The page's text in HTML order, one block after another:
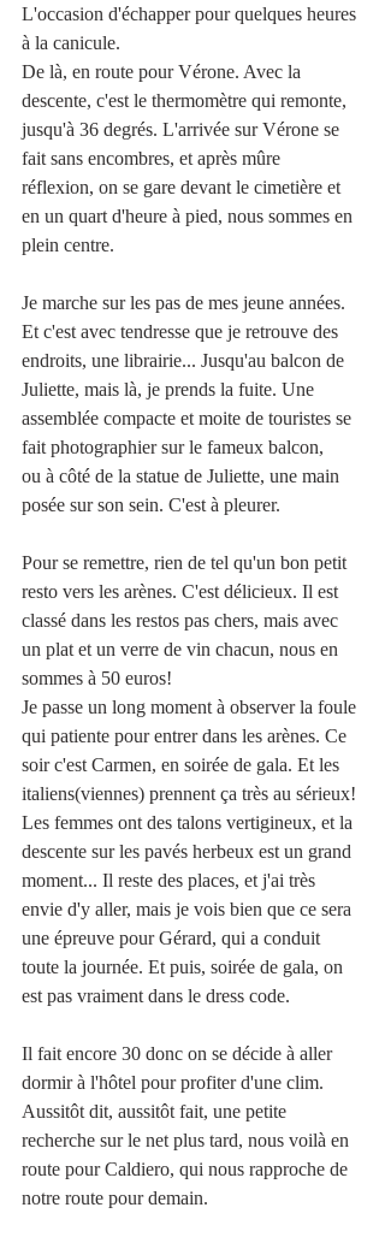
L'occasion d'échapper pour quelques heures
à la canicule.
De là, en route pour Vérone. Avec la
descente, c'est le thermomètre qui remonte,
jusqu'à 36 degrés. L'arrivée sur Vérone se
fait sans encombres, et après mûre
réflexion, on se gare devant le cimetière et
en un quart d'heure à pied, nous sommes en
plein centre.
Je marche sur les pas de mes jeune années.
Et c'est avec tendresse que je retrouve des
endroits, une librairie... Jusqu'au balcon de
Juliette, mais là, je prends la fuite. Une
assemblée compacte et moite de touristes se
fait photographier sur le fameux balcon,
ou à côté de la statue de Juliette, une main
posée sur son sein. C'est à pleurer.
Pour se remettre, rien de tel qu'un bon petit
resto vers les arènes. C'est délicieux. Il est
classé dans les restos pas chers, mais avec
un plat et un verre de vin chacun, nous en
sommes à 50 euros!
Je passe un long moment à observer la foule
qui patiente pour entrer dans les arènes. Ce
soir c'est Carmen, en soirée de gala. Et les
italiens(viennes) prennent ça très au sérieux!
Les femmes ont des talons vertigineux, et la
descente sur les pavés herbeux est un grand
moment... Il reste des places, et j'ai très
envie d'y aller, mais je vois bien que ce sera
une épreuve pour Gérard, qui a conduit
toute la journée. Et puis, soirée de gala, on
est pas vraiment dans le dress code.
Il fait encore 30 donc on se décide à aller
dormir à l'hôtel pour profiter d'une clim.
Aussitôt dit, aussitôt fait, une petite
recherche sur le net plus tard, nous voilà en
route pour Caldiero, qui nous rapproche de
notre route pour demain.